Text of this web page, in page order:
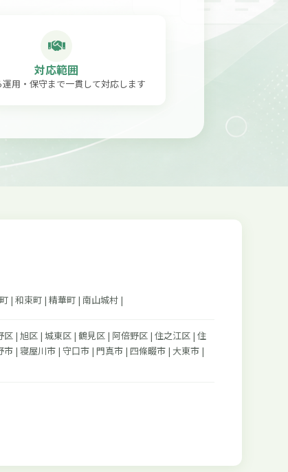
対応範囲
用・保守まで一貫して対応します
| 和束町 | 精華町 | 南山城村 |
| 旭区 | 城東区 | 鶴見区 | 阿倍野区 | 住之江区 | 住
| 寝屋川市 | 守口市 | 門真市 | 四條畷市 | 大東市 |